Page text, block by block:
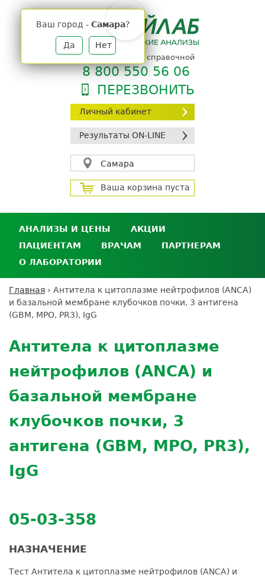
Личный кабинет
Результаты ON-LINE
Самара
Ваш город - Самара?
Да Нет
Ваша корзина пуста
телефон единой справочной
8 800 550 56 06
ПЕРЕЗВОНИТЬ
АНАЛИЗЫ И ЦЕНЫ
Анализы и цены
Где сдать анализы
Выезд на дом
Подготовка к анализам
АКЦИИ
ПАЦИЕНТАМ
Личный кабинет пациента
Дисконтная программа
ДМС
Обратная связь
Усиление профилактических мер для
безопасности пациентов
Налоговый вычет
ВРАЧАМ
Сотрудничество
Экскурсия в
ПАРТНЕРАМ
кабинет
партнёра
лабораторию
О ЛАБОРАТОРИИ
Контроль качества
Вакансии
Вы
здесь
Главная › Антитела к цитоплазме нейтрофилов (ANCA)
и базальной мембране клубочков почки, 3 антигена
(GBM, MPO, PR3), IgG
to
top
Антитела к цитоплазме
нейтрофилов (ANCA) и
базальной мембране
клубочков почки, 3
антигена (GBM, MPO, PR3),
IgG
05-03-358
НАЗНАЧЕНИЕ
Тест Антитела к цитоплазме нейтрофилов (ANCA) и